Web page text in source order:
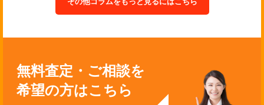
無料査定・ご相談を
希望の方はこちら